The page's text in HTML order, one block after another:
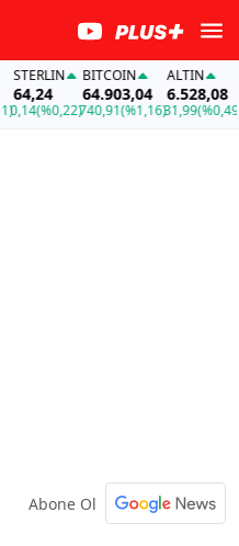
(%0,22)
BITCOIN
64.903,04
740,91(%1,16)
ALTIN
6.528,08
31,99(%0,49)
FAİZ
0,04
Abone Ol